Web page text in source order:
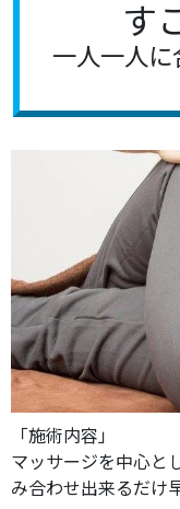
す
一人一人
「施術内容」
マッサージを中心と
み合わせ出来るだけ